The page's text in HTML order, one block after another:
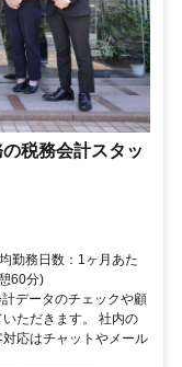
税務会計スタッ
勤務日数：1ヶ月あた
60分)
データのチェックや顧
ただきます。 社内の
応はチャットやメール